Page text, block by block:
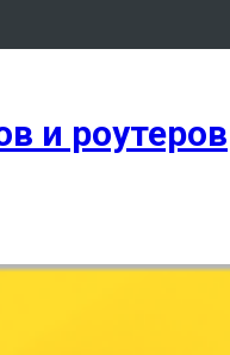
и роутеров